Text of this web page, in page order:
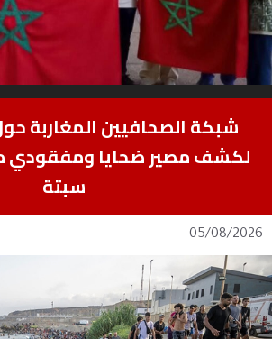
شبكة الصحافيين المغاربة
لكشف مصير ضحايا ومفقودي
سبتة
05/08/2026